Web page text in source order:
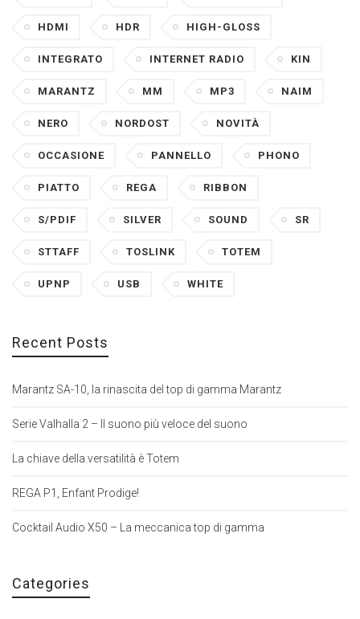
HDMI HDR HIGH-GLOSS
INTEGRATO INTERNET RADIO KIN
MARANTZ MM MP3 NAIM
NERO NORDOST NOVITÀ
OCCASIONE PANNELLO PHONO
PIATTO REGA RIBBON
S/PDIF SILVER SOUND SR
STTAFF TOSLINK TOTEM
UPNP USB WHITE
Recent Posts
Marantz SA-10, la rinascita del top di gamma Marantz
Serie Valhalla 2 – Il suono più veloce del suono
La chiave della versatilità è Totem
REGA P1, Enfant Prodige!
Cocktail Audio X50 – La meccanica top di gamma
Categories